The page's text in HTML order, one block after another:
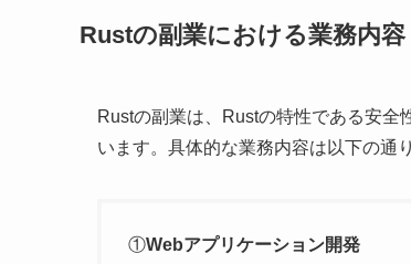
Rustの副業における業務内容
Rustの副業は、Rustの特性である安全
います。具体的な業務内容は以下の通
①Webアプリケーション開発